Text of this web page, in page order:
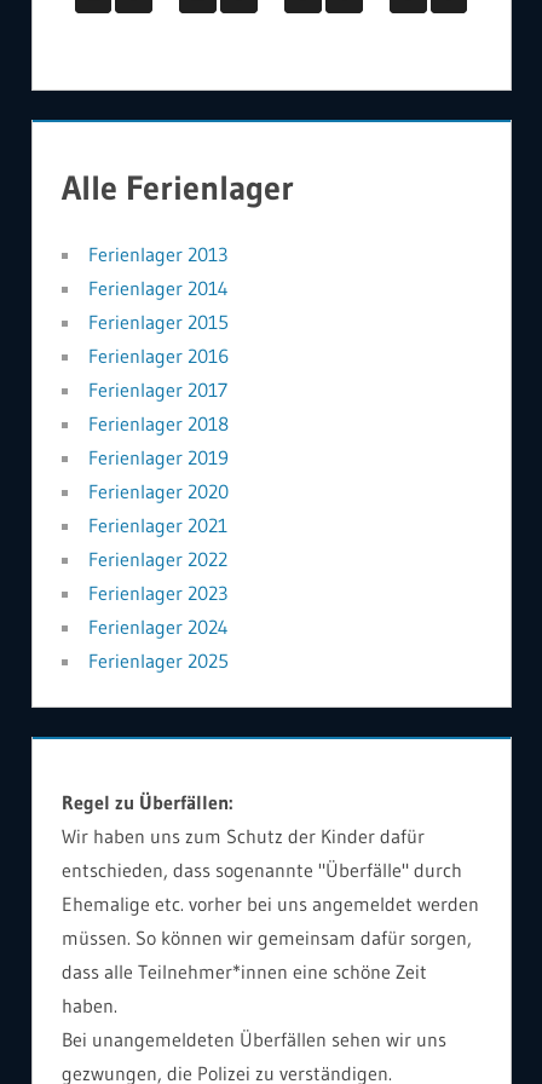
Alle Ferienlager
Ferienlager 2013
Ferienlager 2014
Ferienlager 2015
Ferienlager 2016
Ferienlager 2017
Ferienlager 2018
Ferienlager 2019
Ferienlager 2020
Ferienlager 2021
Ferienlager 2022
Ferienlager 2023
Ferienlager 2024
Ferienlager 2025
Regel zu Überfällen:
Wir haben uns zum Schutz der Kinder dafür
entschieden, dass sogenannte "Überfälle" durch
Ehemalige etc. vorher bei uns angemeldet werden
müssen. So können wir gemeinsam dafür sorgen,
dass alle Teilnehmer*innen eine schöne Zeit
haben.
Bei unangemeldeten Überfällen sehen wir uns
gezwungen, die Polizei zu verständigen.